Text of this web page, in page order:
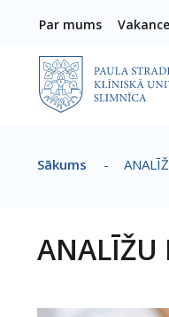
Par mums
Sākums -
ANALĪŽU